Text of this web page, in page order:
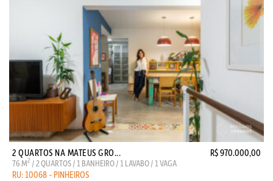
2 QUARTOS NA MATEUS GRO... R$ 970.000,00
76 M2 / 2 QUARTOS / 1 BANHEIRO / 1 LAVABO / 1 VAGA
RU: 10068 - PINHEIROS